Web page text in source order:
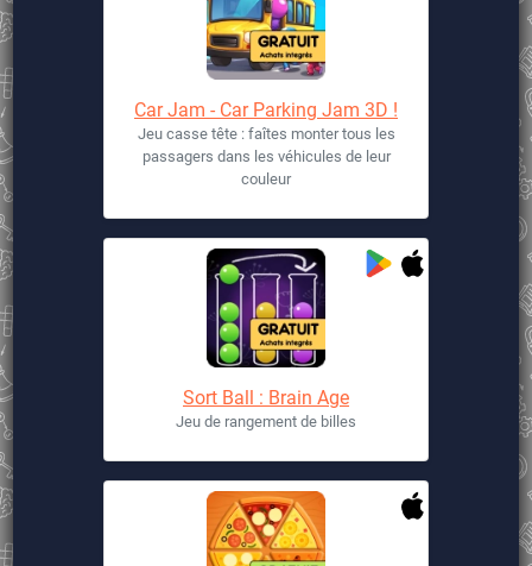
Car Jam - Car Parking Jam 3D !
Jeu casse tête : faîtes monter tous les
passagers dans les véhicules de leur
couleur
Sort Ball : Brain Age
Jeu de rangement de billes